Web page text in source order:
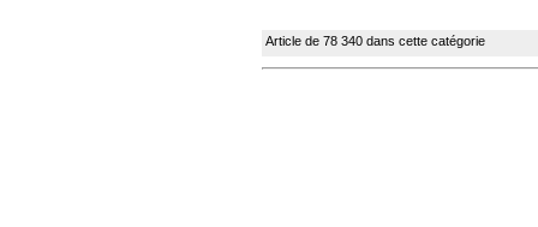
Article de 78 340 dans cette catégorie